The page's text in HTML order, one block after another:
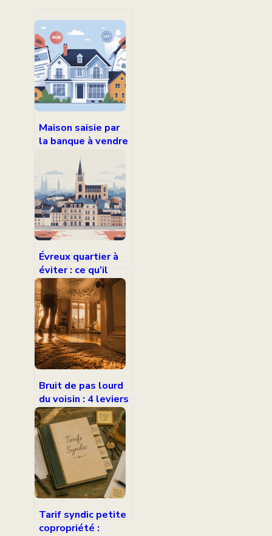
Maison saisie par
la banque à vendre
profiter sans
risque
Évreux quartier à
éviter : ce qu’il
faut vraiment
savoir avant de
vous installer
Bruit de pas lourd
du voisin : 4 leviers
techniques et
juridiques pour
retrouver le
silence
Tarif syndic petite
copropriété :